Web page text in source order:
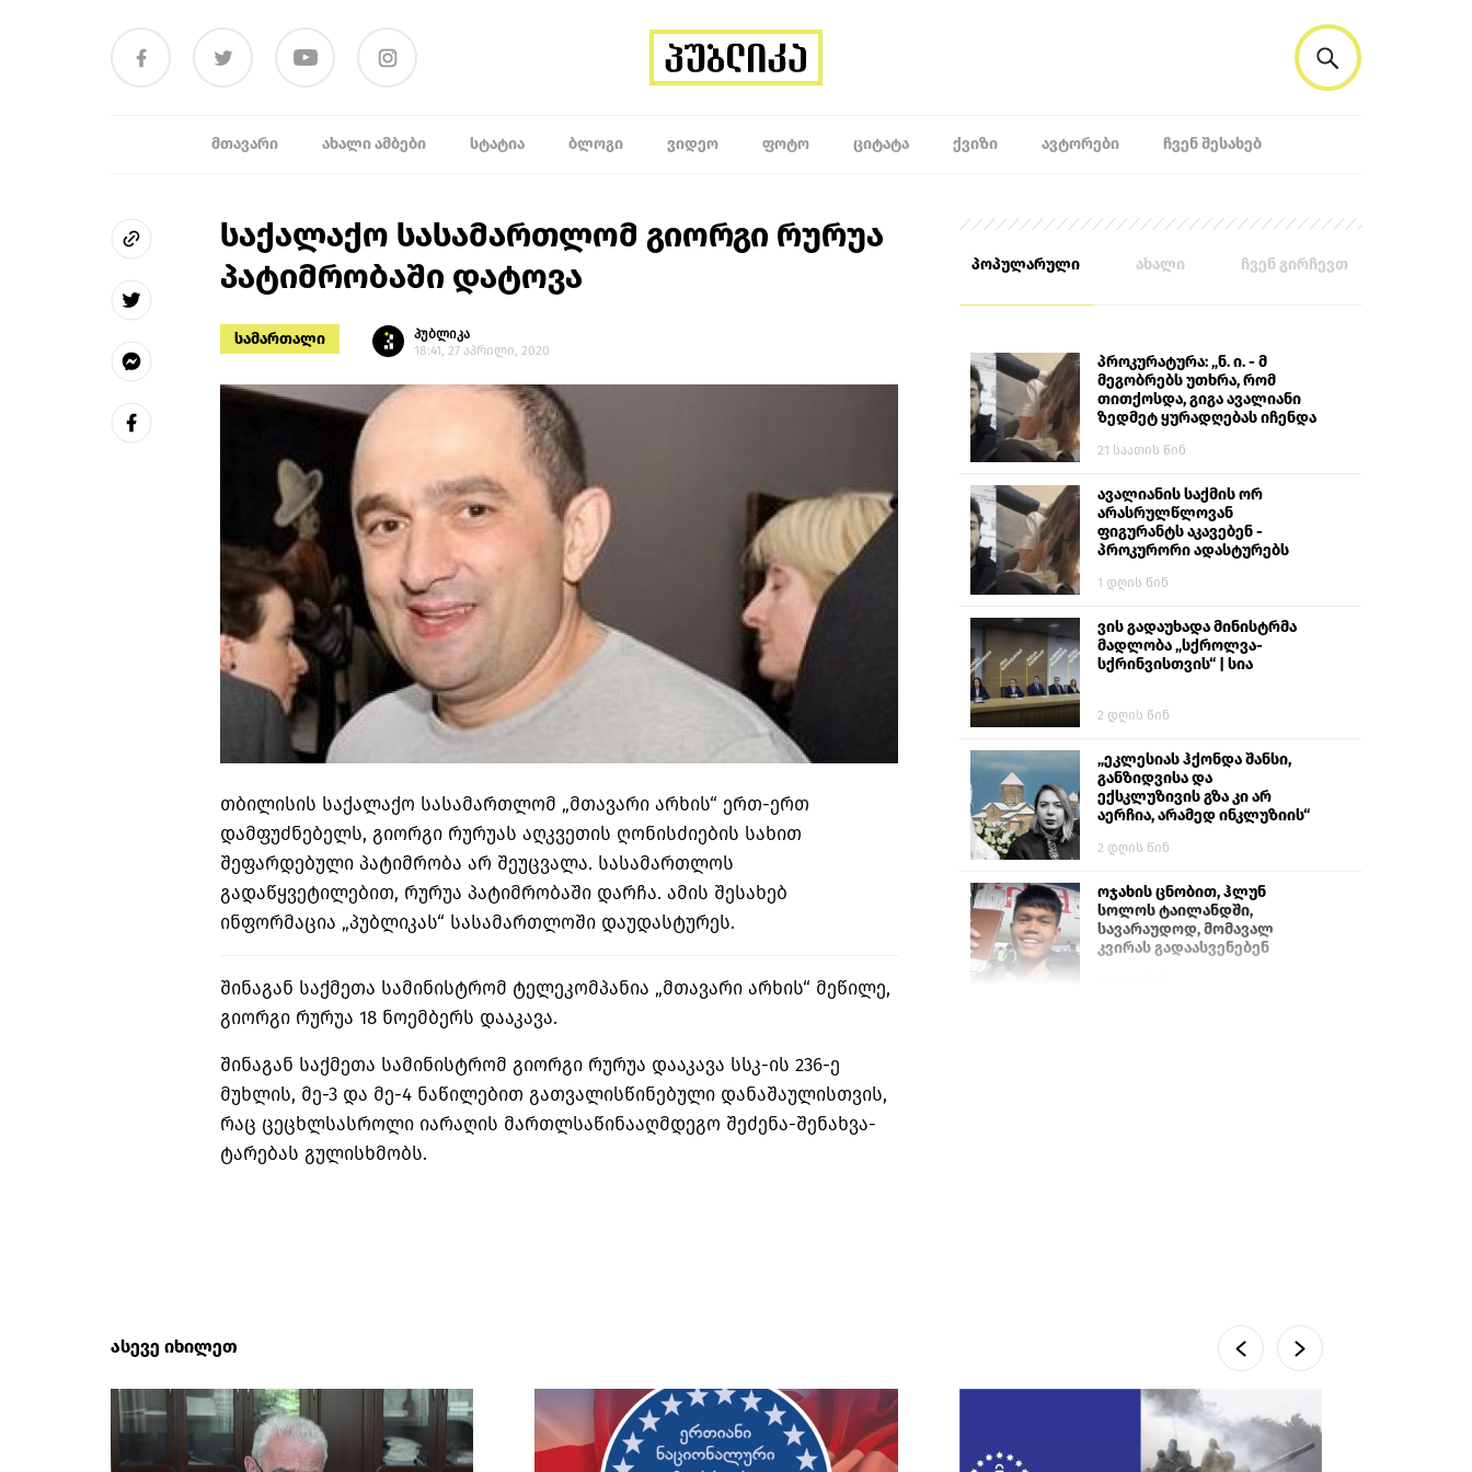
ᲛᲗᲐᲕᲐᲠᲘ ᲐᲮᲐᲚᲘ ᲐᲛᲑᲔᲑᲘ ᲡᲢᲐᲢᲘᲐ ᲑᲚᲝᲒᲘ ᲕᲘᲓᲔᲝ ᲤᲝᲢᲝ ᲪᲘᲢᲐᲢᲐ ᲥᲕᲘᲖᲘ ᲐᲕᲢᲝᲠᲔᲑᲘ ᲩᲕᲔᲜ ᲨᲔᲡᲐᲮᲔᲑ
საქალაქო სასამართლომ გიორგი რურუა
პატიმრობაში დატოვა
სამართალი
პუბლიკა
18:41, 27 აპრილი, 2020
თბილისის საქალაქო სასამართლომ „მთავარი არხის“ ერთ-ერთ
დამფუძნებელს, გიორგი რურუას აღკვეთის ღონისძიების სახით
შეფარდებული პატიმრობა არ შეუცვალა. სასამართლოს
გადაწყვეტილებით, რურუა პატიმრობაში დარჩა. ამის შესახებ
ინფორმაცია „პუბლიკას“ სასამართლოში დაუდასტურეს.
შინაგან საქმეთა სამინისტრომ ტელეკომპანია „მთავარი არხის“ მეწილე,
გიორგი რურუა 18 ნოემბერს დააკავა.
შინაგან საქმეთა სამინისტრომ გიორგი რურუა დააკავა სსკ-ის 236-ე
მუხლის, მე-3 და მე-4 ნაწილებით გათვალისწინებული დანაშაულისთვის,
რაც ცეცხლსასროლი იარაღის მართლსაწინააღმდეგო შეძენა-შენახვა-
ტარებას გულისხმობს.
პოპულარული ახალი ჩვენ გირჩევთ
პროკურატურა: „ნ. ი. - მ
მეგობრებს უთხრა, რომ
თითქოსდა, გიგა ავალიანი
ზედმეტ ყურადღებას იჩენდა
ალექსანდრე გაბაშვილი
გიგა ავალიანს“
21 საათის წინ
ავალიანის საქმის ორ
არასრულწლოვან
ფიგურანტს აკავებენ -
პროკურორი ადასტურებს
1 დღის წინ
ვის გადაუხადა მინისტრმა
მადლობა „სქროლვა-
სქრინვისთვის“ | სია
2 დღის წინ
„ეკლესიას ჰქონდა შანსი,
განზიდვისა და
ექსკლუზივის გზა კი არ
აერჩია, არამედ ინკლუზიის“
2 დღის წინ
ოჯახის ცნობით, ჰლუნ
სოლოს ტაილანდში,
სავარაუდოდ, მომავალ
კვირას გადაასვენებენ
დაემუქრნენ — სომხეთში
გამოძიება დაიწყო
მონიტორი: პირები,
რომლებიც თაღლითურ
ქოლცენტრში მუშაობდნენ,
ასევე იხილეთ